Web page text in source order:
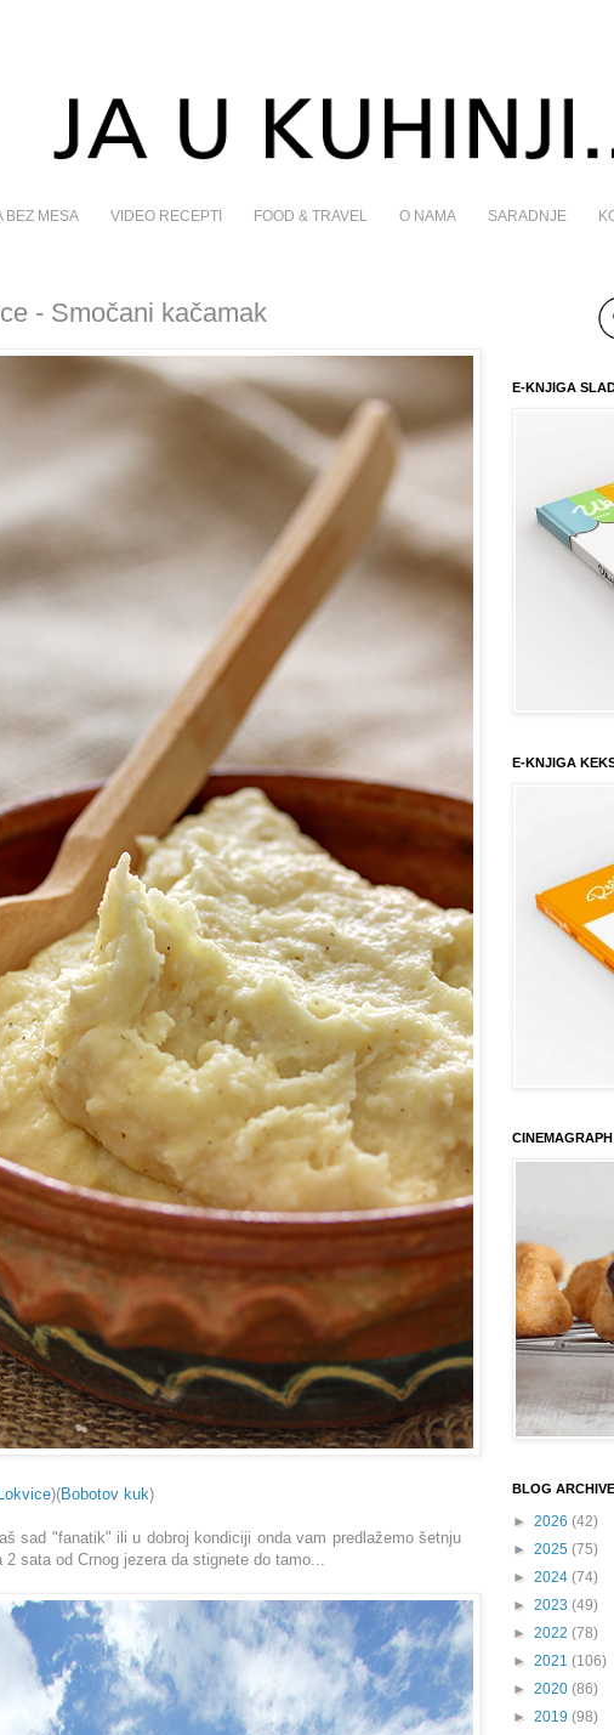
BEZ MESA VIDEO RECEPTI FOOD & TRAVEL O NAMA SARADNJE
- Smočani kačamak
)(Bobotov kuk)
sad "fanatik" ili u dobroj kondiciji onda vam predlažemo šetnju
sata od Crnog jezera da stignete do tamo...
E-KNJIGA
E-KNJIGA
CINEMAGRAPH
BLOG ARCHIVE
► 2026 (42)
► 2025 (75)
► 2024 (74)
► 2023 (49)
► 2022 (78)
► 2021 (106)
► 2020 (86)
► 2019 (98)